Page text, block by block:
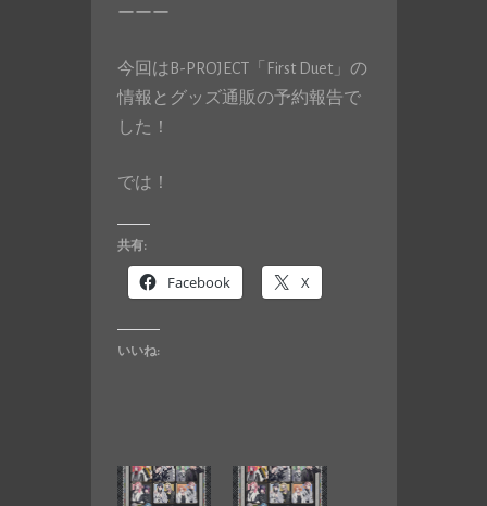
ーーー
今回はB-PROJECT「First Duet」の
情報とグッズ通販の予約報告で
した！
では！
共有:
Facebook X
いいね: